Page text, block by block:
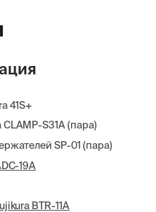
41S+
S31A (пара)
SP-01 (пара)
19A
BTR-11A